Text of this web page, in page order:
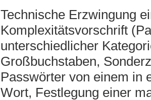
Technische Erzwingung
Komplexitätsvorschrift
unterschiedlicher
Großbuchstaben,
Passwörter von einem in
Wort, Festlegung einer